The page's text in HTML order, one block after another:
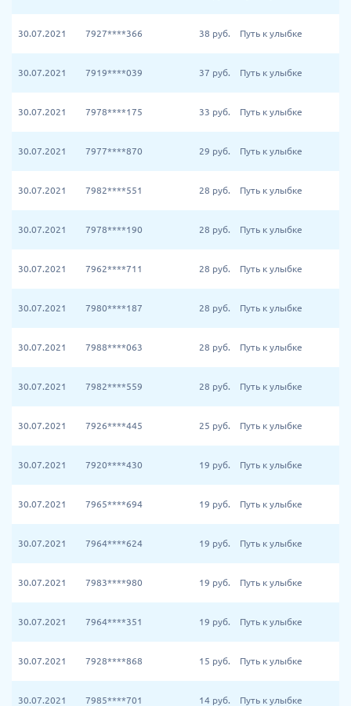
30.07.2021 7927****366 38 руб. Путь к улыбке
30.07.2021 7919****039 37 руб. Путь к улыбке
30.07.2021 7978****175 33 руб. Путь к улыбке
30.07.2021 7977****870 29 руб. Путь к улыбке
30.07.2021 7982****551 28 руб. Путь к улыбке
30.07.2021 7978****190 28 руб. Путь к улыбке
30.07.2021 7962****711 28 руб. Путь к улыбке
30.07.2021 7980****187 28 руб. Путь к улыбке
30.07.2021 7988****063 28 руб. Путь к улыбке
30.07.2021 7982****559 28 руб. Путь к улыбке
30.07.2021 7926****445 25 руб. Путь к улыбке
30.07.2021 7920****430 19 руб. Путь к улыбке
30.07.2021 7965****694 19 руб. Путь к улыбке
30.07.2021 7964****624 19 руб. Путь к улыбке
30.07.2021 7983****980 19 руб. Путь к улыбке
30.07.2021 7964****351 19 руб. Путь к улыбке
30.07.2021 7928****868 15 руб. Путь к улыбке
30.07.2021 7985****701 14 руб. Путь к улыбке